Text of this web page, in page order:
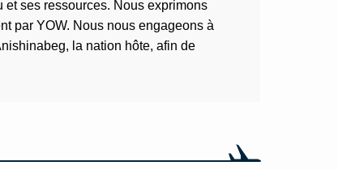
ses ressources. Nous exprimons
par YOW. Nous nous engageons à
la nation hôte, afin de